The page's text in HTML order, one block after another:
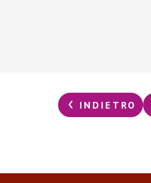
INDIETRO